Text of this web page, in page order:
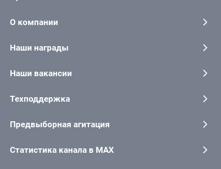
О компании
Наши награды
Наши вакансии
Техподдержка
Предвыборная агитация
Статистика канала в MAX